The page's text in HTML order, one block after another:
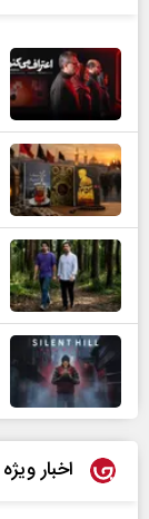
اخبار ویژه